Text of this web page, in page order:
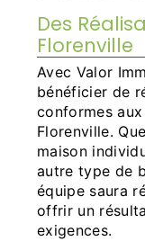
Des
Florenville
Avec Valor
bénéficier de
conformes
Florenville.
maison
autre type de
équipe saura
offrir un
exigences.